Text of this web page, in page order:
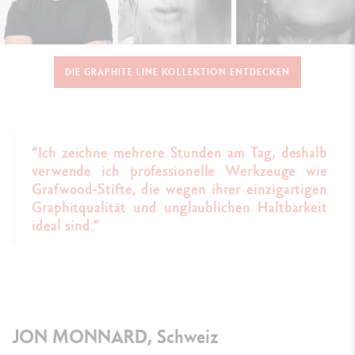
DIE GRAPHITE LINE KOLLEKTION ENTDECKEN
“Ich zeichne mehrere Stunden am Tag, deshalb
verwende ich professionelle Werkzeuge wie
Grafwood-Stifte, die wegen ihrer einzigartigen
Graphitqualität und unglaublichen Haltbarkeit
ideal sind.”
JON MONNARD, Schweiz